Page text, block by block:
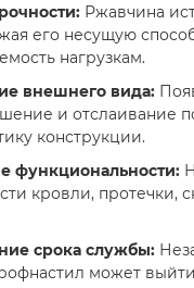
Ржавчина
его несущую
нагрузкам.
внешнего вида:
и отслаивание
конструкции.
функциональности:
кровли, протечки,
срока службы:
может